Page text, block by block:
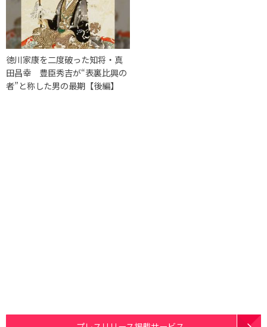
徳川家康を二度破った知将・真
田昌幸 豊臣秀吉が“表裏比興の
者”と称した男の最期【後編】